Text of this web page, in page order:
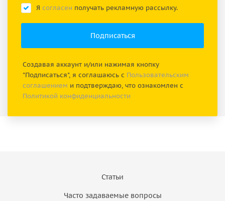
Я согласен получать рекламную рассылку.
Создавая аккаунт и/или нажимая кнопку
"Подписаться", я соглашаюсь с Пользовательским
соглашением и подтверждаю, что ознакомлен с
Политикой конфиденциальности
Статьи
Часто задаваемые вопросы